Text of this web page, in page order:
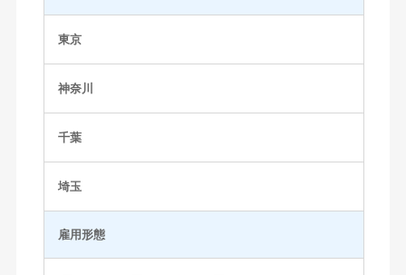
東京
神奈川
千葉
埼玉
雇用形態